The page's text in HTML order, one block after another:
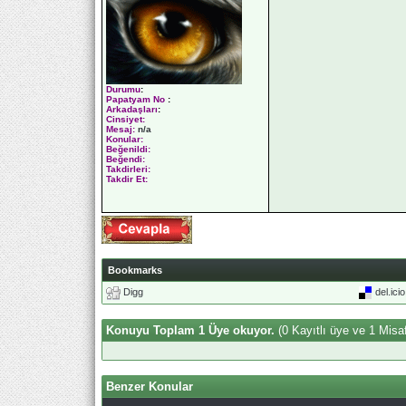
Durumu:
Papatyam No :
Arkadaşları:
Cinsiyet:
Mesaj: n/a
Konular:
Beğenildi:
Beğendi:
Takdirleri:
Takdir Et:
Bookmarks
Digg
Konuyu Toplam 1 Üye okuyor. (0 Kayıtlı üye ve 1
Benzer Konular